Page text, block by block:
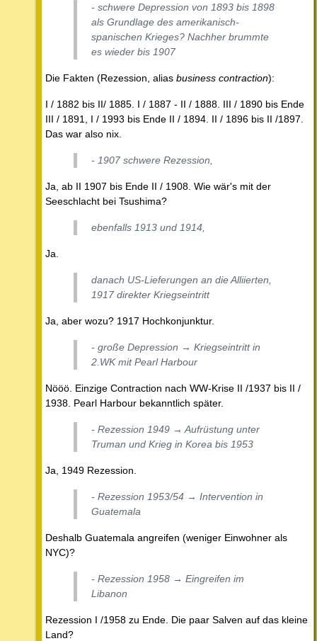
- schwere Depression von 1893 bis 1898
als Grundlage des amerikanisch-
spanischen Krieges? Nachher brummte
es wieder bis 1907
Die Fakten (Rezession, alias business contraction):
I / 1882 bis II/ 1885. I / 1887 - II / 1888. III / 1890 bis Ende
III / 1891, I / 1993 bis Ende II / 1894. II / 1896 bis II /1897.
Das war also nix.
- 1907 schwere Rezession,
Ja, ab II 1907 bis Ende II / 1908. Wie wär's mit der
Seeschlacht bei Tsushima?
ebenfalls 1913 und 1914,
Ja.
danach US-Lieferungen an die Alliierten,
1917 direkter Kriegseintritt
Ja, aber wozu? 1917 Hochkonjunktur.
- große Depression → Kriegseintritt in
2.WK mit Pearl Harbour
Nööö. Einzige Contraction nach WW-Krise II /1937 bis II /
1938. Pearl Harbour bekanntlich später.
- Rezession 1949 → Aufrüstung unter
Truman und Krieg in Korea bis 1953
Ja, 1949 Rezession.
- Rezession 1953/54 → Intervention in
Guatemala
Deshalb Guatemala angreifen (weniger Einwohner als
NYC)?
- Rezession 1958 → Eingreifen im
Libanon
Rezession I /1958 zu Ende. Die paar Salven auf das kleine
Land?